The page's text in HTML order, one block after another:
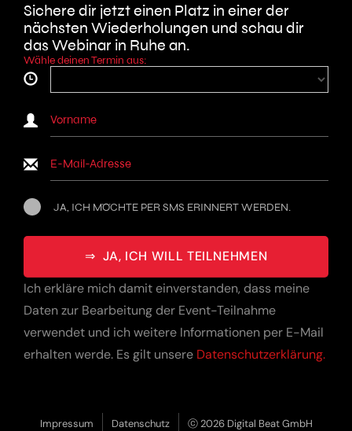
Sichere dir jetzt einen Platz in einer der
nächsten Wiederholungen und schau dir
das Webinar in Ruhe an.
Wähle deinen Termin aus:
UHRZEIT
JA, ICH MÖCHTE PER SMS ERINNERT WERDEN.
⇒ JA, ICH WILL TEILNEHMEN
Ich erkläre mich damit einverstanden, dass meine
Daten zur Bearbeitung der Event-Teilnahme
verwendet und ich weitere Informationen per E-Mail
erhalten werde. Es gilt unsere Datenschutzerklärung.
Impressum Datenschutz ⓒ 2026 Digital Beat GmbH